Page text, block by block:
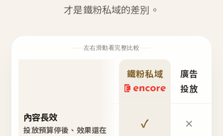
才是鐵粉私域的差別。
左右滑動看完整比較
鐵粉私域
廣告
投放
內容長效
投放預算停後、效果還在 ✓ ✕